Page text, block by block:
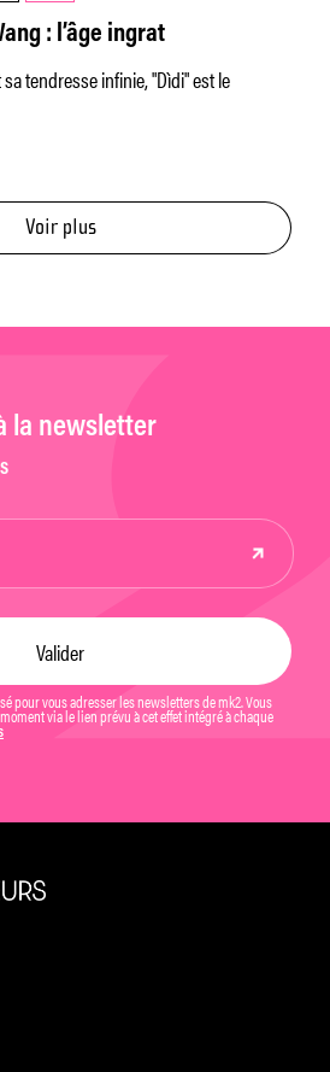
: l’âge ingrat
tendresse infinie, "Dìdi" est le
Voir plus
la newsletter
pour vous adresser les newsletters de mk2. Vous
via le lien prévu à cet effet intégré à chaque